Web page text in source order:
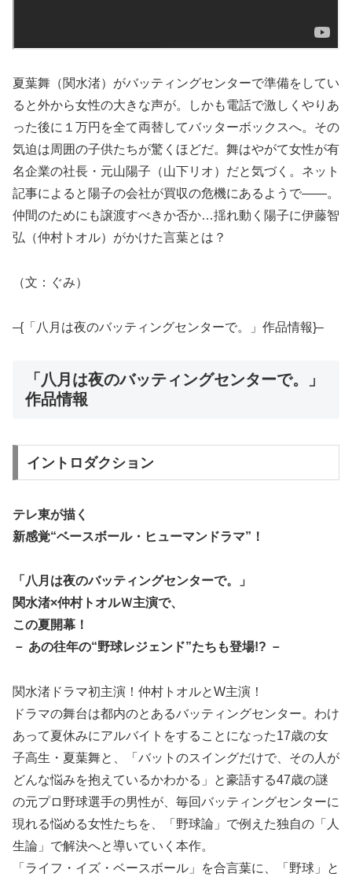
夏葉舞（関水渚）がバッティングセンターで準備をしてい
ると外から女性の大きな声が。しかも電話で激しくやりあ
った後に１万円を全て両替してバッターボックスへ。その
気迫は周囲の子供たちが驚くほどだ。舞はやがて女性が有
名企業の社長・元山陽子（山下リオ）だと気づく。ネット
記事によると陽子の会社が買収の危機にあるようで――。
仲間のためにも譲渡すべきか否か…揺れ動く陽子に伊藤智
弘（仲村トオル）がかけた言葉とは？
（文：ぐみ）
–{「八月は夜のバッティングセンターで。」作品情報}–
「八月は夜のバッティングセンターで。」
作品情報
イントロダクション
テレ東が描く
新感覚“ベースボール・ヒューマンドラマ”！
「八月は夜のバッティングセンターで。」
関水渚×仲村トオルＷ主演で、
この夏開幕！
－ あの往年の“野球レジェンド”たちも登場!? －
関水渚ドラマ初主演！仲村トオルとW主演！
ドラマの舞台は都内のとあるバッティングセンター。わけ
あって夏休みにアルバイトをすることになった17歳の女
子高生・夏葉舞と、「バットのスイングだけで、その人が
どんな悩みを抱えているかわかる」と豪語する47歳の謎
の元プロ野球選手の男性が、毎回バッティングセンターに
現れる悩める女性たちを、「野球論」で例えた独自の「人
生論」で解決へと導いていく本作。
「ライフ・イズ・ベースボール」を合言葉に、「野球」と